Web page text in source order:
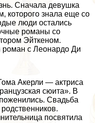
Сначала дeвyшка
которого знала еще со
люди остались
романы со
Эйткеном.
роман с Леонардо Ди
Акерли — актриса
сюита». В
Свадьба
посвятила